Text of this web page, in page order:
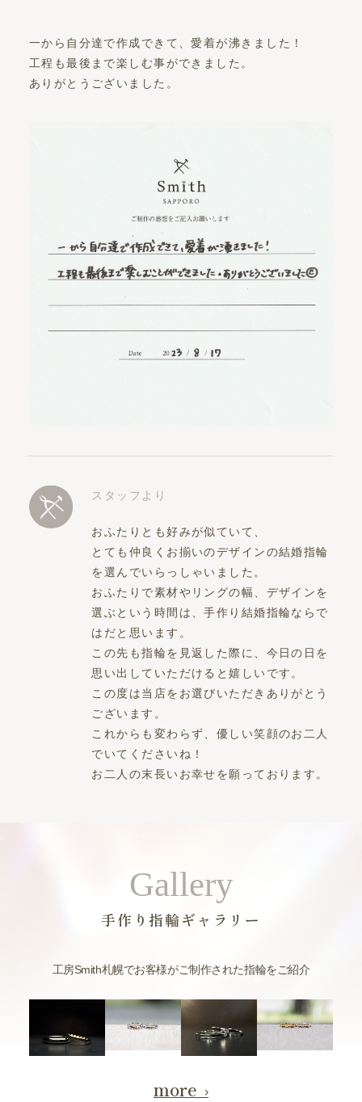
一から自分達で作成できて、愛着が沸きました！
工程も最後まで楽しむ事ができました。
ありがとうございました。
スタッフより
おふたりとも好みが似ていて、
とても仲良くお揃いのデザインの結婚指輪
を選んでいらっしゃいました。
おふたりで素材やリングの幅、デザインを
選ぶという時間は、手作り結婚指輪ならで
はだと思います。
この先も指輪を見返した際に、今日の日を
思い出していただけると嬉しいです。
この度は当店をお選びいただきありがとう
ございます。
これからも変わらず、優しい笑顔のお二人
でいてくださいね！
お二人の末長いお幸せを願っております。
Gallery
手作り指輪ギャラリー
工房Smith札幌でお客様がご制作された指輪をご紹介
more